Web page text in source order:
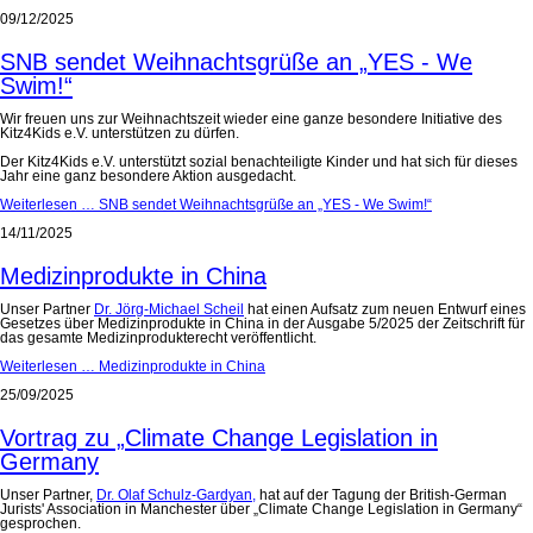
09/12/2025
SNB sendet Weihnachtsgrüße an „YES - We
Swim!“
Wir freuen uns zur Weihnachtszeit wieder eine ganze besondere Initiative des
Kitz4Kids e.V. unterstützen zu dürfen.
Der Kitz4Kids e.V. unterstützt sozial benachteiligte Kinder und hat sich für dieses
Jahr eine ganz besondere Aktion ausgedacht.
Weiterlesen … SNB sendet Weihnachtsgrüße an „YES - We Swim!“
14/11/2025
Medizinprodukte in China
Unser Partner Dr. Jörg-Michael Scheil hat einen Aufsatz zum neuen Entwurf eines
Gesetzes über Medizinprodukte in China in der Ausgabe 5/2025 der Zeitschrift für
das gesamte Medizinprodukterecht veröffentlicht.
Weiterlesen … Medizinprodukte in China
25/09/2025
Vortrag zu „Climate Change Legislation in
Germany
Unser Partner, Dr. Olaf Schulz-Gardyan, hat auf der Tagung der British-German
Jurists' Association in Manchester über „Climate Change Legislation in Germany“
gesprochen.